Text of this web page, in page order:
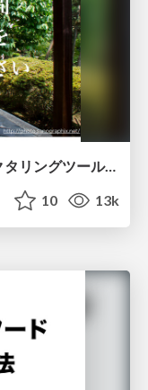
Perlの静的解析入門とPerlリファクタリングツールApp::PRTのご紹介
10 13k